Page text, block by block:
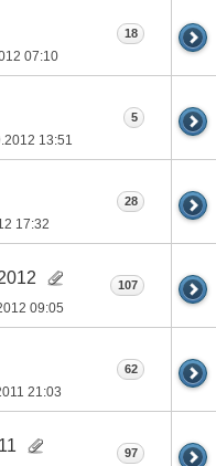
07:10
18
13:51
5
17:32
28
09:05
107
21:03
62
97